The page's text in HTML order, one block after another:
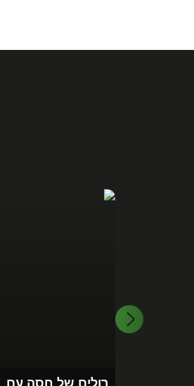
רולים של חסה עם